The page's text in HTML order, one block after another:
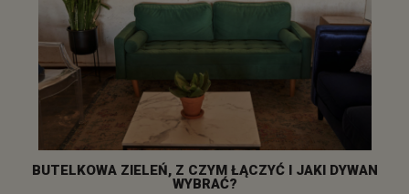
BUTELKOWA ZIELEŃ, Z CZYM ŁĄCZYĆ I JAKI DYWAN
WYBRAĆ?